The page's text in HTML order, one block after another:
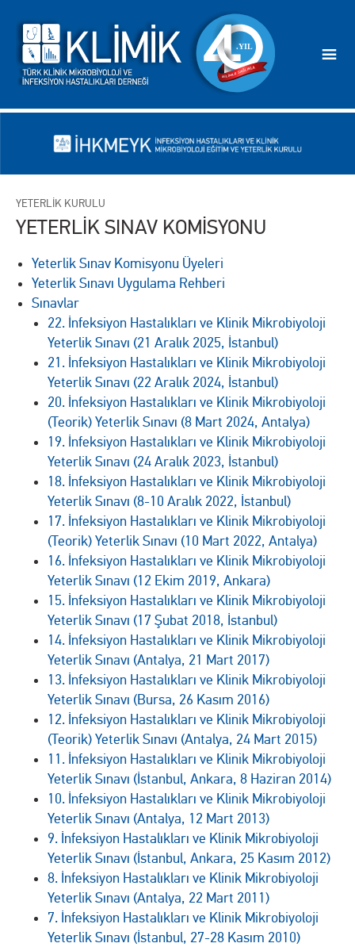
YETERLİK KURULU
YETERLİK SINAV KOMİSYONU
Yeterlik Sınav Komisyonu Üyeleri
Yeterlik Sınavı Uygulama Rehberi
Sınavlar
22. İnfeksiyon Hastalıkları ve Klinik Mikrobiyoloji
Yeterlik Sınavı (21 Aralık 2025, İstanbul)
21. İnfeksiyon Hastalıkları ve Klinik Mikrobiyoloji
Yeterlik Sınavı (22 Aralık 2024, İstanbul)
20. İnfeksiyon Hastalıkları ve Klinik Mikrobiyoloji
(Teorik) Yeterlik Sınavı (8 Mart 2024, Antalya)
19. İnfeksiyon Hastalıkları ve Klinik Mikrobiyoloji
Yeterlik Sınavı (24 Aralık 2023, İstanbul)
18. İnfeksiyon Hastalıkları ve Klinik Mikrobiyoloji
Yeterlik Sınavı (8-10 Aralık 2022, İstanbul)
17. İnfeksiyon Hastalıkları ve Klinik Mikrobiyoloji
(Teorik) Yeterlik Sınavı (10 Mart 2022, Antalya)
16. İnfeksiyon Hastalıkları ve Klinik Mikrobiyoloji
Yeterlik Sınavı (12 Ekim 2019, Ankara)
15. İnfeksiyon Hastalıkları ve Klinik Mikrobiyoloji
Yeterlik Sınavı (17 Şubat 2018, İstanbul)
14. İnfeksiyon Hastalıkları ve Klinik Mikrobiyoloji
Yeterlik Sınavı (Antalya, 21 Mart 2017)
13. İnfeksiyon Hastalıkları ve Klinik Mikrobiyoloji
Yeterlik Sınavı (Bursa, 26 Kasım 2016)
12. İnfeksiyon Hastalıkları ve Klinik Mikrobiyoloji
(Teorik) Yeterlik Sınavı (Antalya, 24 Mart 2015)
11. İnfeksiyon Hastalıkları ve Klinik Mikrobiyoloji
Yeterlik Sınavı (İstanbul, Ankara, 8 Haziran 2014)
10. İnfeksiyon Hastalıkları ve Klinik Mikrobiyoloji
Yeterlik Sınavı (Antalya, 12 Mart 2013)
9. İnfeksiyon Hastalıkları ve Klinik Mikrobiyoloji
Yeterlik Sınavı (İstanbul, Ankara, 25 Kasım 2012)
8. İnfeksiyon Hastalıkları ve Klinik Mikrobiyoloji
Yeterlik Sınavı (Antalya, 22 Mart 2011)
7. İnfeksiyon Hastalıkları ve Klinik Mikrobiyoloji
Yeterlik Sınavı (İstanbul, 27-28 Kasım 2010)